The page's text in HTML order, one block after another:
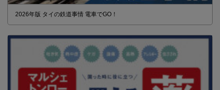
2026年版 タイの鉄道事情 電車でGO！